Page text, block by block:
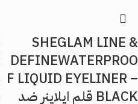
SHEGLAM LINE &
DEFINEWATERPROO
F LIQUID EYELINER –
BLACK قلم ايلاينر ضد